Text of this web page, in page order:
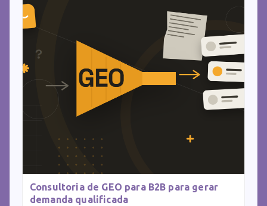
Consultoria de GEO para B2B para gerar
demanda qualificada